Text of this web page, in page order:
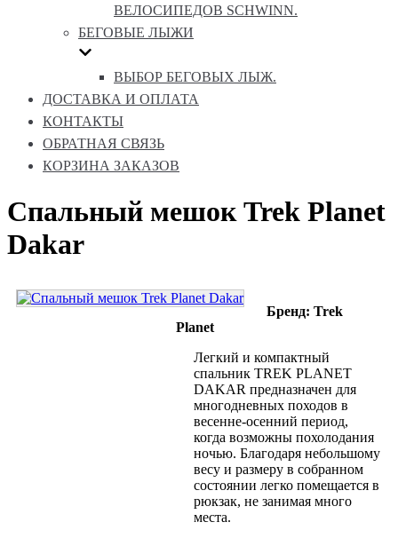
ВЕЛОСИПЕДОВ SCHWINN.
БЕГОВЫЕ ЛЫЖИ
ВЫБОР БЕГОВЫХ ЛЫЖ.
ДОСТАВКА И ОПЛАТА
КОНТАКТЫ
ОБРАТНАЯ СВЯЗЬ
КОРЗИНА ЗАКАЗОВ
Спальный мешок Trek Planet
Dakar
Бренд: Trek
Planet
Легкий и компактный
спальник TREK PLANET
DAKAR предназначен для
многодневных походов в
весенне-осенний период,
когда возможны похолодания
ночью. Благодаря небольшому
весу и размеру в собранном
состоянии легко помещается в
рюкзак, не занимая много
места.